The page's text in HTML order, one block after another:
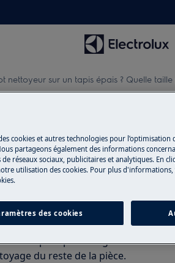
nettoyeur sur un tapis épais ? Quelle
sur un
dans le cas d’un tapis à poils
tout autour et revient plus tard
les tapis à poils longs. Si le
du reste de la pièce.
cookies et autres technologies pour l’optimisation
partageons également des informations
réseaux sociaux, publicitaires et analytiques. En
utilisation des cookies. Pour plus
des cookies